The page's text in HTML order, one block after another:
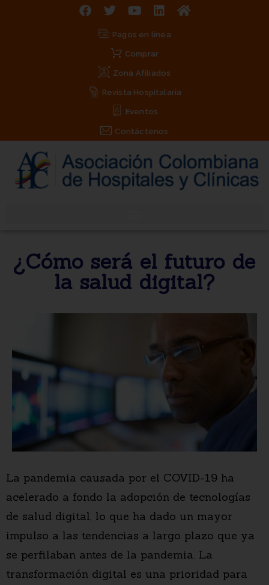
Pagos en línea
Comprar
Zona Afiliados
Revista Hospitalaria
Eventos
Contáctenos
¿Cómo será el futuro de
la salud digital?
La pandemia causada por el COVID-19 ha
acelerado a fondo la adopción de tecnologías
de salud digital, lo que ha dado un mayor
impulso a las tendencias a largo plazo que ya
se perfilaban antes de la pandemia. La
transformación digital es una prioridad para